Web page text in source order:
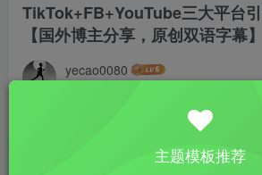
TikTok+FB+YouTube三大平台
【国外博主分享，原创双语字幕】
yecao0080
主题模板推荐